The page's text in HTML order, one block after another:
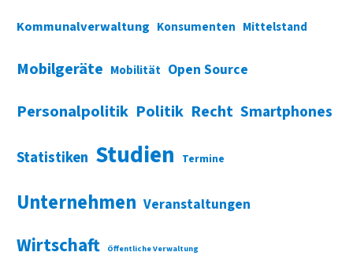
Kommunalverwaltung Konsumenten Mittelstand
Mobilgeräte Mobilität Open Source
Personalpolitik Politik Recht Smartphones
Statistiken Studien Termine
Unternehmen Veranstaltungen
Wirtschaft Öffentliche Verwaltung